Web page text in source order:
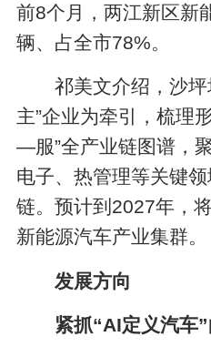
前8个月，两江新区新
辆、占全市78%。
祁美文介绍，沙
主”企业为牵引，梳
—服”全产业链图谱，
电子、热管理等关键
链。预计到2027年，
新能源汽车产业集群。
发展方向
紧抓“AI定义汽车